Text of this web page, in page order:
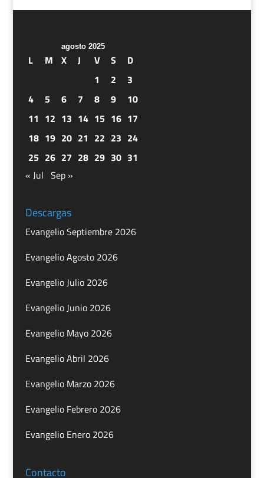
agosto 2025
L M X J V S
D
1
2
3
4
5 6 7 8 9
10
11 12 13 14 15 16 17
18 19 20 21 22 23 24
25 26 27 28 29 30 31
« Jul Sep »
Descargas
Evangelio Septiembre 2026
Evangelio Agosto 2026
Evangelio Julio 2026
Evangelio Junio 2026
Evangelio Mayo 2026
Evangelio Abril 2026
Evangelio Marzo 2026
Evangelio Febrero 2026
Evangelio Enero 2026
Contacto